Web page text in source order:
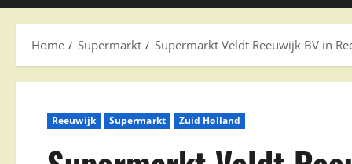
Home Supermarkt Supermarkt Veldt Reeuwijk BV in
Reeuwijk Supermarkt Zuid Holland